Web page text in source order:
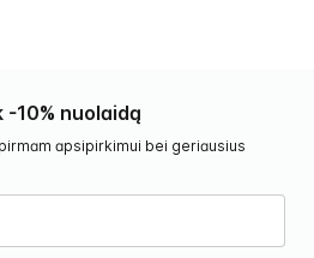
10% nuolaidą
apsipirkimui bei geriausius